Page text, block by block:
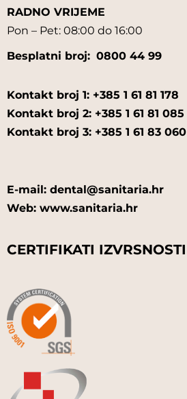
RADNO VRIJEME
Pon – Pet: 08:00 do 16:00
Besplatni broj: 0800 44 99
Kontakt broj 1: +385 1 61 81 178
Kontakt broj 2: +385 1 61 81 085
Kontakt broj 3: +385 1 61 83 060
E-mail: dental@sanitaria.hr
Web: www.sanitaria.hr
CERTIFIKATI IZVRSNOSTI